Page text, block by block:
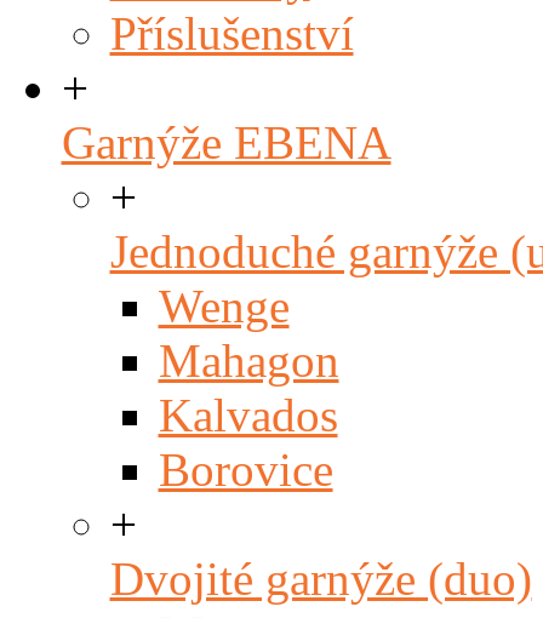
Příslušenství
+
Garnýže EBENA
+
Jednoduché garnýže
Wenge
Mahagon
Kalvados
Borovice
+
Dvojité garnýže (duo)